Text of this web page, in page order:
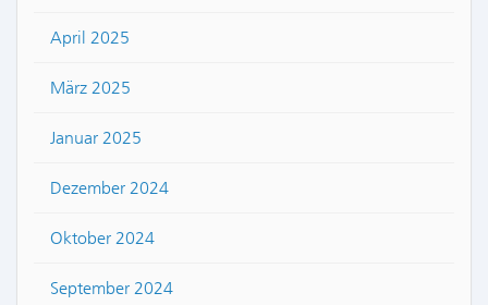
April 2025
März 2025
Januar 2025
Dezember 2024
Oktober 2024
September 2024